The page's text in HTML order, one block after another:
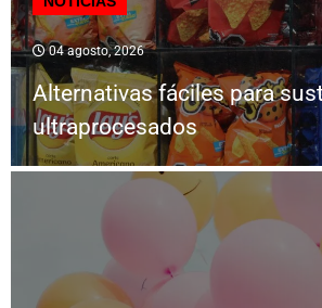
04 agosto, 2026
Alternativas fáciles para
ultraprocesados